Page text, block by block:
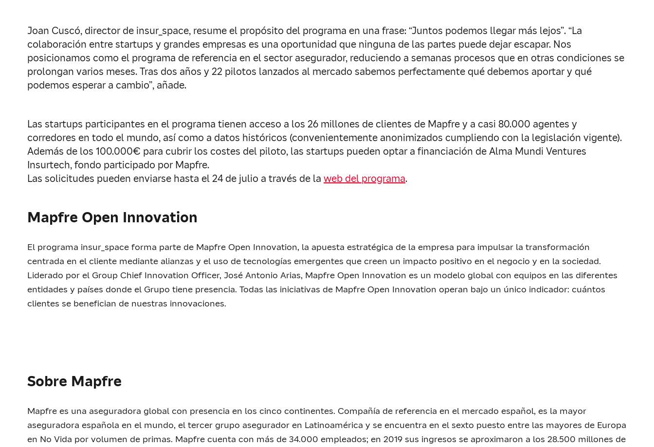
Joan Cuscó, director de insur_space, resume el propósito del programa en una frase: “Juntos podemos llegar más lejos”. “La
colaboración entre startups y grandes empresas es una oportunidad que ninguna de las partes puede dejar escapar. Nos
posicionamos como el programa de referencia en el sector asegurador, reduciendo a semanas procesos que en otras condiciones se
prolongan varios meses. Tras dos años y 22 pilotos lanzados al mercado sabemos perfectamente qué debemos aportar y qué
podemos esperar a cambio”, añade.
Las startups participantes en el programa tienen acceso a los 26 millones de clientes de Mapfre y a casi 80.000 agentes y
corredores en todo el mundo, así como a datos históricos (convenientemente anonimizados cumpliendo con la legislación vigente).
Además de los 100.000€ para cubrir los costes del piloto, las startups pueden optar a financiación de Alma Mundi Ventures
Insurtech, fondo participado por Mapfre.
Las solicitudes pueden enviarse hasta el 24 de julio a través de la web del programa.
Mapfre Open Innovation
El programa insur_space forma parte de Mapfre Open Innovation, la apuesta estratégica de la empresa para impulsar la transformación
centrada en el cliente mediante alianzas y el uso de tecnologías emergentes que creen un impacto positivo en el negocio y en la sociedad.
Liderado por el Group Chief Innovation Officer, José Antonio Arias, Mapfre Open Innovation es un modelo global con equipos en las diferentes
entidades y países donde el Grupo tiene presencia. Todas las iniciativas de Mapfre Open Innovation operan bajo un único indicador: cuántos
clientes se benefician de nuestras innovaciones.
Sobre Mapfre
Mapfre es una aseguradora global con presencia en los cinco continentes. Compañía de referencia en el mercado español, es la mayor
aseguradora española en el mundo, el tercer grupo asegurador en Latinoamérica y se encuentra en el sexto puesto entre las mayores de Europa
en No Vida por volumen de primas. Mapfre cuenta con más de 34.000 empleados; en 2019 sus ingresos se aproximaron a los 28.500 millones de